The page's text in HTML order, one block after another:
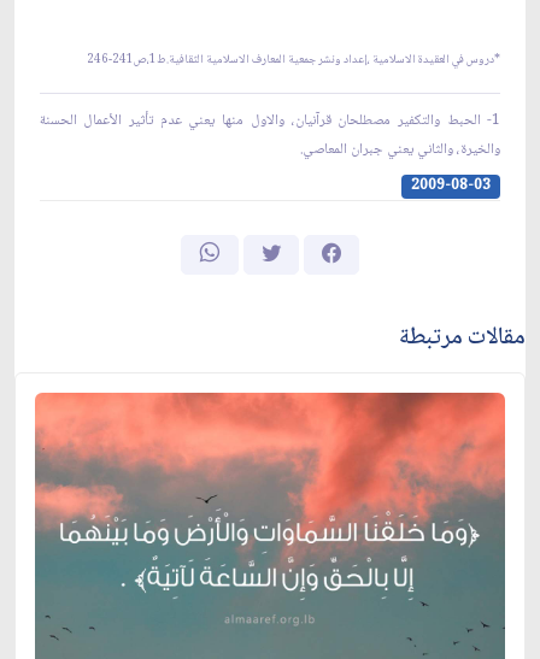
*دروس في العقيدة الاسلامية ،إعداد ونشر جمعية المعارف الاسلامية الثقافية.ط1،ص241-246
1- الحبط والتكفير مصطلحان قرآنيان، والاول منها يعني عدم تأثير الأعمال الحسنة
والخيرة، والثاني يعني جبران المعاصي.
2009-08-03
مقالات مرتبطة